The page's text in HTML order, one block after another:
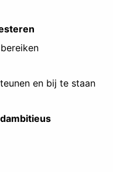
en bij te staan